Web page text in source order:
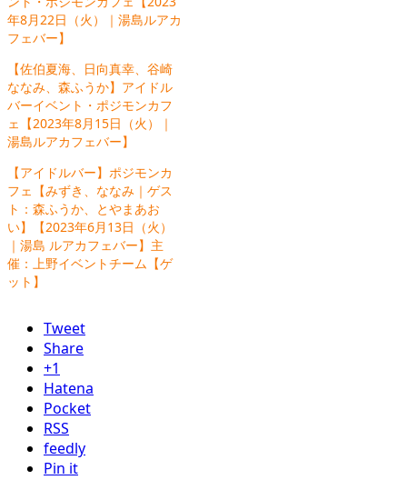
年8月22日（火）｜湯島ルアカ
フェバー】
【佐伯夏海、日向真幸、谷崎
ななみ、森ふうか】アイドル
バーイベント・ポジモンカフ
ェ【2023年8月15日（火）｜
湯島ルアカフェバー】
【アイドルバー】ポジモンカ
フェ【みずき、ななみ｜ゲス
ト：森ふうか、とやまあお
い】【2023年6月13日（火）
｜湯島 ルアカフェバー】主
催：上野イベントチーム【ゲ
ット】
Tweet
Share
+1
Hatena
Pocket
RSS
feedly
Pin it